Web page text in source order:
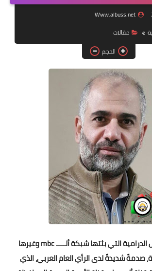
Www.albuss.net
مقالات
الحجم
شكلت بعض الأعمال الدرامية التي بثتها شبكة ألـــــ mbc وغيرها
صدمةً شديدةً لدى الرأي العام العربي، الذي